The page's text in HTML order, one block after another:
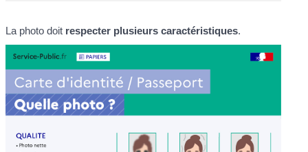
La photo doit respecter plusieurs caractéristiques.